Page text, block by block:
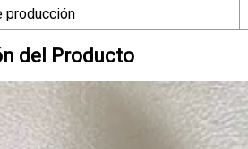
producción
del Producto